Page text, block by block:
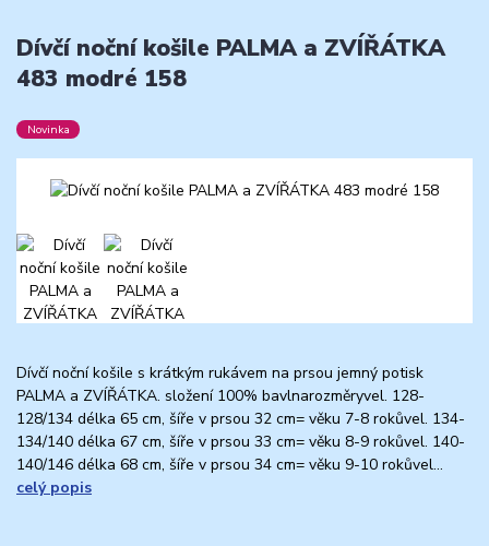
Dívčí noční košile PALMA a ZVÍŘÁTKA
483 modré 158
Novinka
Dívčí noční košile s krátkým rukávem na prsou jemný potisk
PALMA a ZVÍŘÁTKA. složení 100% bavlnarozměryvel. 128-
128/134 délka 65 cm, šíře v prsou 32 cm= věku 7-8 rokůvel. 134-
134/140 délka 67 cm, šíře v prsou 33 cm= věku 8-9 rokůvel. 140-
140/146 délka 68 cm, šíře v prsou 34 cm= věku 9-10 rokůvel...
celý popis